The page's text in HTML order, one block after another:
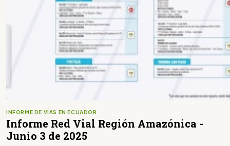
INFORME DE VÍAS EN ECUADOR
Informe Red Vial Región Amazónica -
Junio 3 de 2025